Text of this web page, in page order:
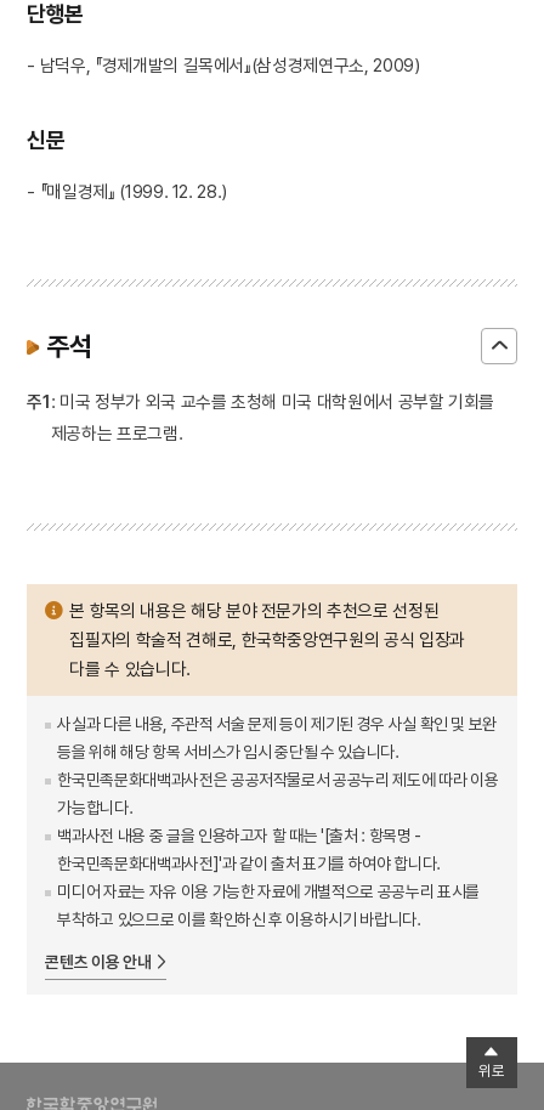
단행본
- 남덕우, 『경제개발의 길목에서』(삼성경제연구소, 2009)
신문
- 『매일경제』 (1999. 12. 28.)
주석
주1: 미국 정부가 외국 교수를 초청해 미국 대학원에서 공부할 기회를
제공하는 프로그램.
본 항목의 내용은 해당 분야 전문가의 추천으로 선정된
집필자의 학술적 견해로, 한국학중앙연구원의 공식 입장과
다를 수 있습니다.
사실과 다른 내용, 주관적 서술 문제 등이 제기된 경우 사실 확인 및 보완
등을 위해 해당 항목 서비스가 임시 중단될 수 있습니다.
한국민족문화대백과사전은 공공저작물로서 공공누리 제도에 따라 이용
가능합니다.
백과사전 내용 중 글을 인용하고자 할 때는 '[출처 : 항목명 -
한국민족문화대백과사전]'과 같이 출처 표기를 하여야 합니다.
미디어 자료는 자유 이용 가능한 자료에 개별적으로 공공누리 표시를
부착하고 있으므로 이를 확인하신 후 이용하시기 바랍니다.
콘텐츠 이용 안내
위로